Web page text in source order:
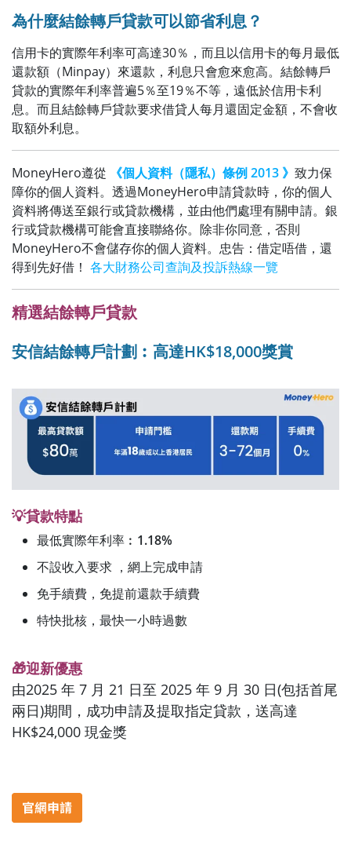
為什麼結餘轉戶貸款可以節省利息？
信用卡的實際年利率可高達30％，而且以信用卡的每月最低
還款額（Minpay）來還款，利息只會愈來愈高。結餘轉戶
貸款的實際年利率普遍5％至19％不等，遠低於信用卡利
息。而且結餘轉戶貸款要求借貸人每月還固定金額，不會收
取額外利息。
MoneyHero遵從 《個人資料（隱私）條例 2013 》 致力保
障你的個人資料。透過MoneyHero申請貸款時，你的個人
資料將傳送至銀行或貸款機構，並由他們處理有關申請。銀
行或貸款機構可能會直接聯絡你。除非你同意，否則
MoneyHero不會儲存你的個人資料。忠告：借定唔借，還
得到先好借！ 各大財務公司查詢及投訴熱線一覽
精選結餘轉戶貸款
安信結餘轉戶計劃︰高達HK$18,000獎賞
💡貸款特點
最低實際年利率︰ 1.18%
不設收入要求 ，網上完成申請
免手續費，免提前還款手續費
特快批核，最快一小時過數
🎁迎新優惠
由2025 年 7 月 21 日至 2025 年 9 月 30 日(包括首尾
兩日)期間，成功申請及提取指定貸款，送高達
HK$24,000 現金獎